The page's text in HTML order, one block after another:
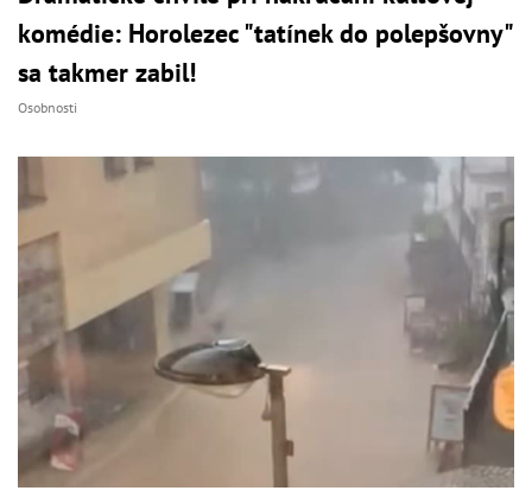
komédie: Horolezec "tatínek do polepšovny"
sa takmer zabil!
Osobnosti